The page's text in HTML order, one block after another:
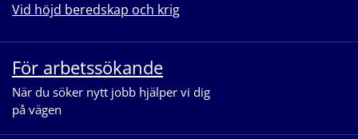
Vid höjd beredskap och krig
För arbetssökande
När du söker nytt jobb hjälper vi dig
på vägen